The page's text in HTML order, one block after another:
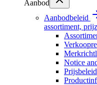
Aanbod
Aanbodbeleid
assortiment,
Notice
Prijsbeleid